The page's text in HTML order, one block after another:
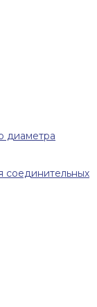
диаметра
соединительных